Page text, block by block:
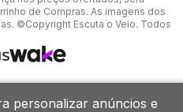
de Compras. As imagens dos
©Copyright Escuta o Veio. Todos
personalizar anúncios e